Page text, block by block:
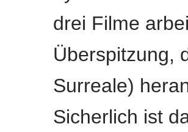
drei Filme
Überspitzung,
Surreale)
Sicherlich ist